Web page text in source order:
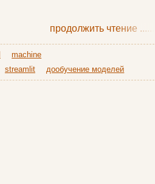
продолжить чтение ......
machine
streamlit дообучение моделей